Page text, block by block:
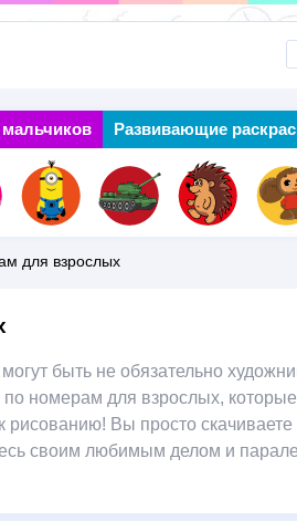
основному
содержанию
Развивающие
Next
для взрослых
быть не обязательно
номерам для взрослых,
рисованию! Вы просто
своим любимым делом и